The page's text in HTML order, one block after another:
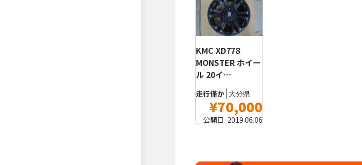
KMC XD778
MONSTER ホイー
ル 20イ…
走行僅か 大分県
¥70,000
公開日: 2019.06.06